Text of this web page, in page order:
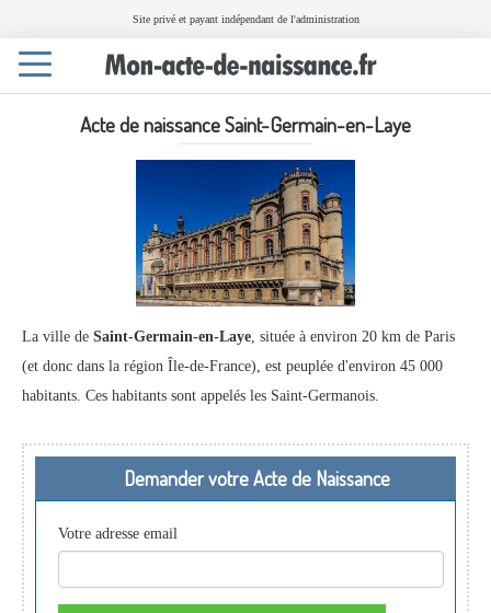
Site privé et payant indépendant de l'administration
Toggle
navigation
Acte de naissance Saint-Germain-en-Laye
La ville de Saint-Germain-en-Laye , située à environ 20 km de Paris
(et donc dans la région Île-de-France), est peuplée d'environ 45 000
habitants. Ces habitants sont appelés les Saint-Germanois.
Demander votre Acte de Naissance
Votre adresse email